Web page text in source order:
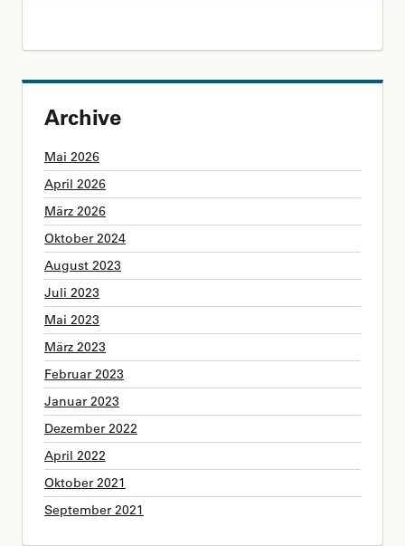
Archive
Mai 2026
April 2026
März 2026
Oktober 2024
August 2023
Juli 2023
Mai 2023
März 2023
Februar 2023
Januar 2023
Dezember 2022
April 2022
Oktober 2021
September 2021